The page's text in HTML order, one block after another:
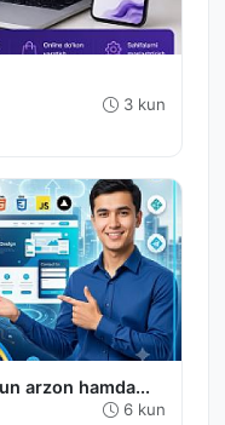
3 kun
arzon hamda...
6 kun